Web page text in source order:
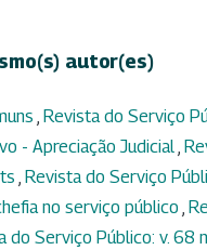
autor(es)
, Revista do Serviço
- Apreciação Judicial,
, Revista do Serviço
no serviço público ,
do Serviço Público: v. 68